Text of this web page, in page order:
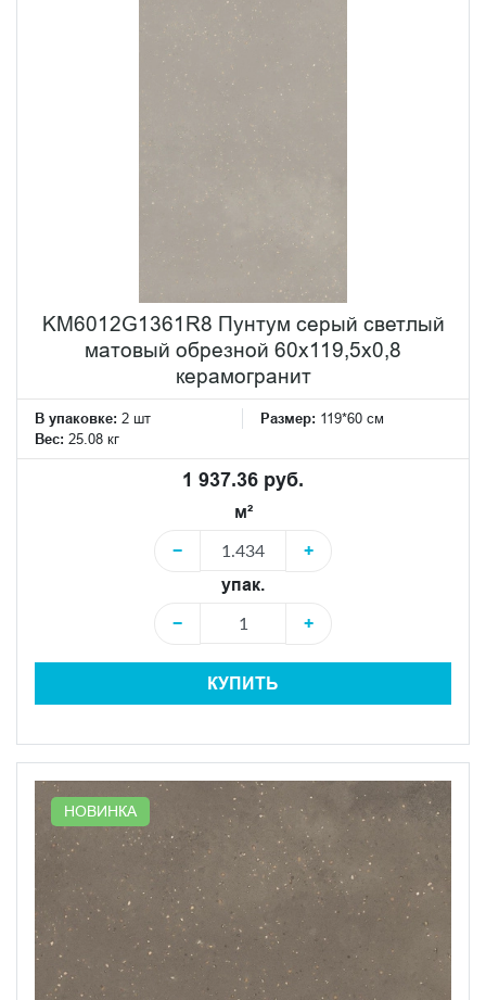
KM6012G1361R8 Пунтум серый светлый
матовый обрезной 60x119,5x0,8
керамогранит
В упаковке: 2 шт Размер: 119*60 см
Вес: 25.08 кг
1 937.36 руб.
м²
−
+
упак.
−
+
КУПИТЬ
НОВИНКА